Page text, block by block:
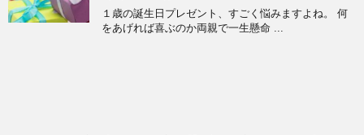
１歳の誕生日プレゼント、すごく悩みますよね。 何
をあげれば喜ぶのか両親で一生懸命 ...